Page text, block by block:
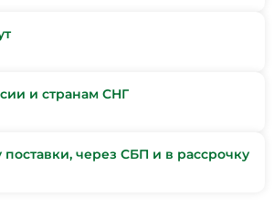
и странам СНГ
поставки, через СБП и в рассрочку